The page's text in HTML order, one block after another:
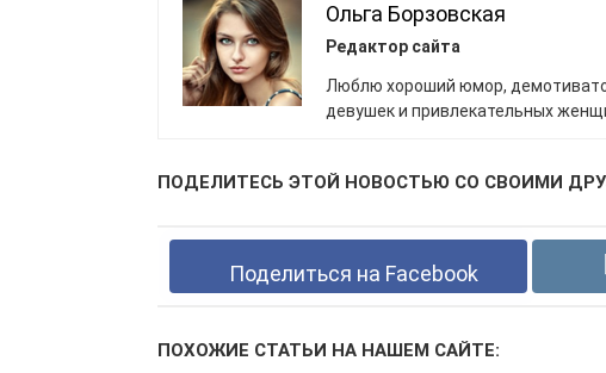
Ольга Борзовская
Редактор сайта
Люблю хороший юмор,
девушек и привлекательных
ПОДЕЛИТЕСЬ ЭТОЙ НОВОСТЬЮ СО СВОИМИ
Поделиться на Facebook
ПОХОЖИЕ СТАТЬИ НА НАШЕМ САЙТЕ: